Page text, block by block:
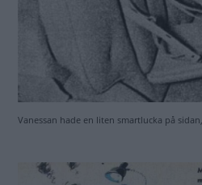
Vanessan hade en liten smartlucka på